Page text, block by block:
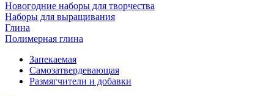
Новогодние наборы для творчества
Наборы для выращивания
Глина
Полимерная глина
Запекаемая
Самозатвердевающая
Размягчители и добавки